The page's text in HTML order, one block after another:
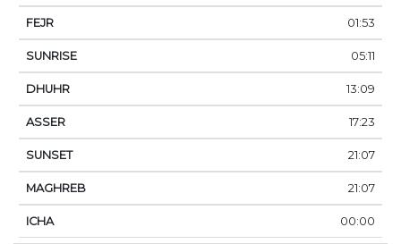
01:53
05:11
13:09
17:23
21:07
21:07
00:00